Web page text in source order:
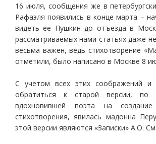
16 июля, сообщения же в
Рафаэля появились в конце марта –
видеть ее Пушкин до отъезда в
рассматриваемых нами статьях даже
весьма важен, ведь стихотворение
отметили, было написано в Москве 8
С учетом всех этих соображений и
обратиться к старой версии, по
вдохновившей поэта на создание
стихотворения, явилась мадонна
этой версии являются «Записки» А.О.